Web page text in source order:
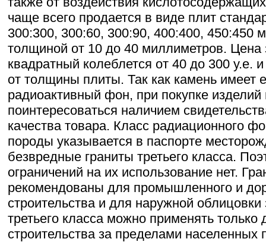
чаще всего продается в виде плит
300:300, 300:60, 300:90, 400:400, 450:450
толщиной от 10 до 40 миллиметров. Цена
квадратный колеблется от 40 до 300 у.е.
от толщины плиты. Так как камень имеет
радиоактивный фон, при покупке изделий
поинтересоваться наличием
качества товара. Класс радиационного
породы указывается в паспорте
безвредные граниты третьего класса.
ограничений на их использование нет.
рекомендованы для промышленного и
строительства и для наружной
третьего класса можно применять только
строительства за пределами населенных